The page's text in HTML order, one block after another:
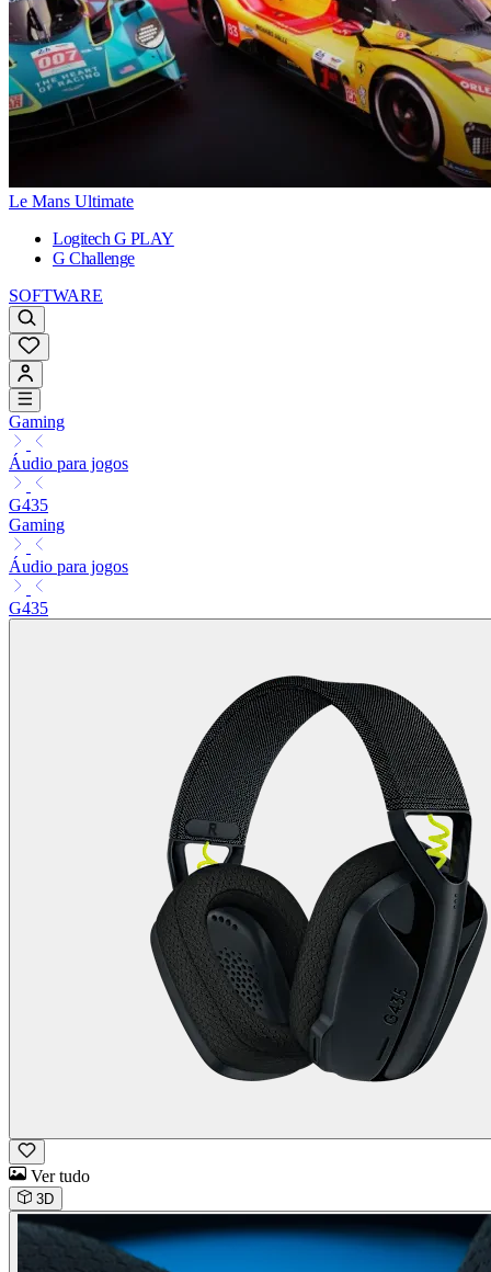
Le Mans Ultimate
Logitech G PLAY
G Challenge
SOFTWARE
Gaming
Áudio para jogos
G435
Gaming
Áudio para jogos
G435
Ver tudo
3D